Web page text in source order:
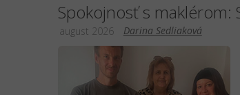
Spokojnosť s maklérom:
Darina Sedliaková
august 2026